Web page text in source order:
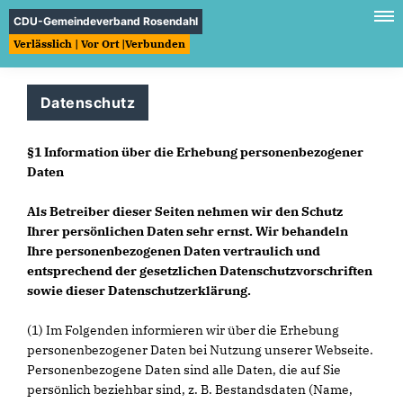
CDU-Gemeindeverband Rosendahl
Verlässlich | Vor Ort |Verbunden
Datenschutz
§1 Information über die Erhebung personenbezogener
Daten
Als Betreiber dieser Seiten nehmen wir den Schutz
Ihrer persönlichen Daten sehr ernst. Wir behandeln
Ihre personenbezogenen Daten vertraulich und
entsprechend der gesetzlichen Datenschutzvorschriften
sowie dieser Datenschutzerklärung.
(1) Im Folgenden informieren wir über die Erhebung
personenbezogener Daten bei Nutzung unserer Webseite.
Personenbezogene Daten sind alle Daten, die auf Sie
persönlich beziehbar sind, z. B. Bestandsdaten (Name,